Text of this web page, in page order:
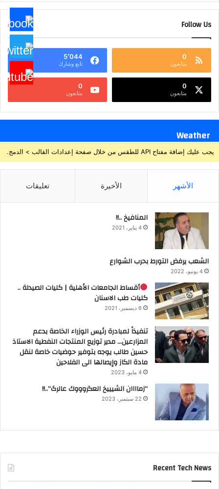
Follow Us
0
متابعون
5٬044
تابع وشارك
0
متابعون
0
متابعون
Weather
يجب عليك إضافة مفتاح API للطقس من خلال صفحة إعدادات القالب > الدمج.
الأشهر الأخيرة تعليقات
المنافيخ ..!!
4 يناير، 2021
الشعب يرفض التورط بحرب الشوارع
4 يونيو، 2022
أقساط الجامعات الأهلية | كليات الصيدلة ..
كليات طب الاسنان
6 ديسمبر، 2021
تنفيذاً لمبادرة رئيس الوزراء الخاصة بدعم
المزارعين… مدير توزيع المنتجات النفطية الاستاذ
حسين طالب يوجه بتوفير حوضيات خاصة لنقل
مادة الكاز وإيصالها الى الفلاحين
4 مايو، 2023
“زماااان الشيييخ العگروووك عالرگ”..!!
22 سبتمبر، 2023
Recent Tech News